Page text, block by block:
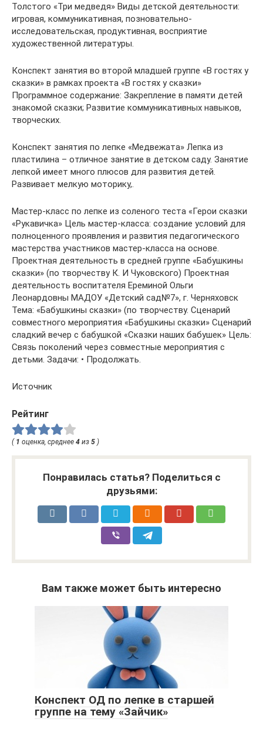
Толстого «Три медведя» Виды детской деятельности:
игровая, коммуникативная, позновательно-
исследовательская, продуктивная, восприятие
художественной литературы.
Конспект занятия во второй младшей группе «В гостях у
сказки» в рамках проекта «В гостях у сказки»
Программное содержание: Закрепление в памяти детей
знакомой сказки; Развитие коммуникативных навыков,
творческих.
Конспект занятия по лепке «Медвежата» Лепка из
пластилина – отличное занятие в детском саду. Занятие
лепкой имеет много плюсов для развития детей.
Развивает мелкую моторику,.
Мастер-класс по лепке из соленого теста «Герои сказки
«Рукавичка» Цель мастер-класса: создание условий для
полноценного проявления и развития педагогического
мастерства участников мастер-класса на основе.
Проектная деятельность в средней группе «Бабушкины
сказки» (по творчеству К. И Чуковского) Проектная
деятельность воспитателя Ереминой Ольги
Леонардовны МАДОУ «Детский сад№7», г. Черняховск
Тема: «Бабушкины сказки» (по творчеству. Сценарий
совместного мероприятия «Бабушкины сказки» Сценарий
сладкий вечер с бабушкой «Сказки наших бабушек» Цель:
Связь поколений через совместные мероприятия с
детьми. Задачи: • Продолжать.
Источник
Рейтинг
( 1 оценка, среднее 4 из 5 )
Понравилась статья? Поделиться с
друзьями:
Вам также может быть интересно
Конспект ОД по лепке в старшей
группе на тему «Зайчик»